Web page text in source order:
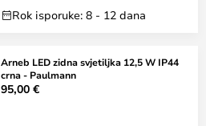
Rok isporuke: 8 - 12 dana
Arneb LED zidna svjetiljka 12,5 W IP44
crna - Paulmann
95,00 €